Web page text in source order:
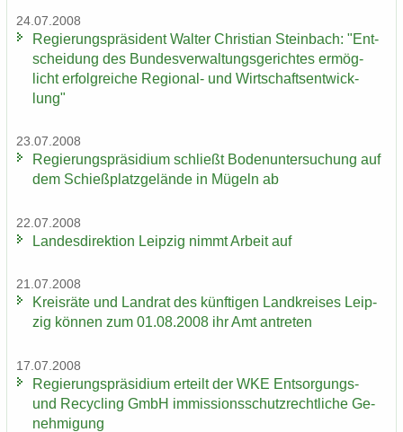
24.07.2008
Re­gie­rungs­prä­si­dent Wal­ter Chris­ti­an Stein­bach: "Ent­
schei­dung des Bun­des­ver­wal­tungs­ge­rich­tes er­mög­
licht er­folg­rei­che Regional-​ und Wirt­schafts­ent­wick­
lung"
23.07.2008
Re­gie­rungs­prä­si­di­um schließt Bo­den­un­ter­su­chung auf
dem Schieß­platz­ge­län­de in Mü­geln ab
22.07.2008
Lan­des­di­rek­ti­on Leip­zig nimmt Ar­beit auf
21.07.2008
Kreis­rä­te und Land­rat des künf­ti­gen Land­krei­ses Leip­
zig kön­nen zum 01.08.2008 ihr Amt an­tre­ten
17.07.2008
Re­gie­rungs­prä­si­di­um er­teilt der WKE Entsorgungs-​
und Re­cy­cling GmbH im­mis­si­ons­schutz­recht­li­che Ge­
neh­mi­gung